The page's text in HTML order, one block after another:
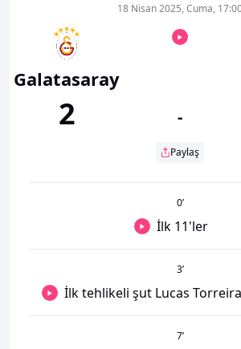
Galatasaray
2
18 Nisan 2025, Cuma,
-
Paylaş
0’
İlk 11'ler
3’
İlk tehlikeli şut Lucas
7’